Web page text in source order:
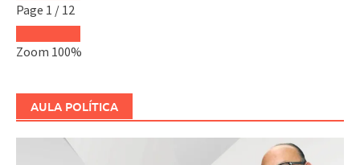
Page 1 / 12
Zoom 100%
AULA POLÍTICA